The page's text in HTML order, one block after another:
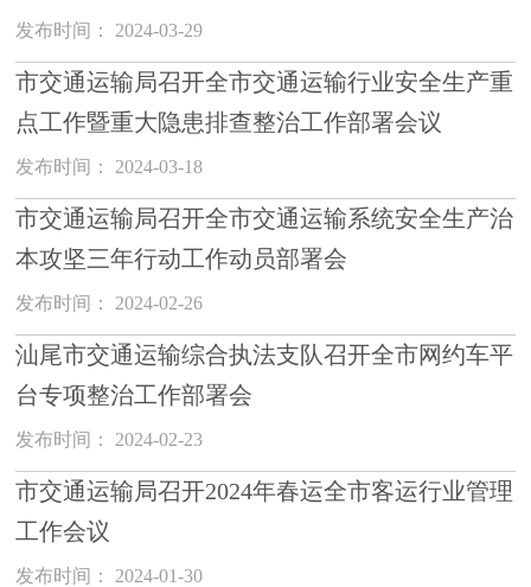
发布时间： 2024-03-29
市交通运输局召开全市交通运输行业安全生产重
点工作暨重大隐患排查整治工作部署会议
发布时间： 2024-03-18
市交通运输局召开全市交通运输系统安全生产治
本攻坚三年行动工作动员部署会
发布时间： 2024-02-26
汕尾市交通运输综合执法支队召开全市网约车平
台专项整治工作部署会
发布时间： 2024-02-23
市交通运输局召开2024年春运全市客运行业管理
工作会议
发布时间： 2024-01-30